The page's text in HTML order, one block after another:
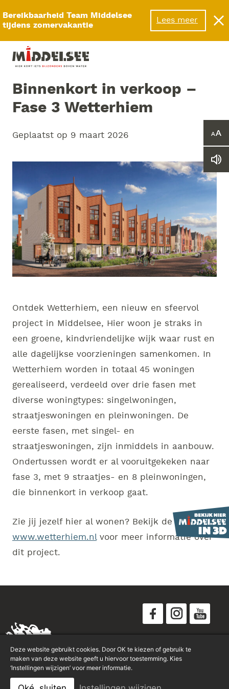
Bereikbaarheid Team Middelsee
tijdens zomervakantie
Lees meer
Menu
of
Binnenkort in verkoop –
Fase 3 Wetterhiem
Geplaatst op 9 maart 2026
Ontdek Wetterhiem, een nieuw en sfeervol
project in Middelsee, Hier woon je straks in
een groene, kindvriendelijke wijk waar rust en
alle dagelijkse voorzieningen samenkomen. In
Wetterhiem worden in totaal 45 woningen
gerealiseerd, verdeeld over drie fasen met
diverse woningtypes: singelwoningen,
straatjeswoningen en pleinwoningen. De
eerste fasen, met singel- en
straatjeswoningen, zijn inmiddels in aanbouw.
Ondertussen wordt er al vooruitgekeken naar
fase 3, met 9 straatjes- en 8 pleinwoningen,
die binnenkort in verkoop gaat.
Zie jij jezelf hier al wonen? Bekijk de website
www.wetterhiem.nlvoor meer informatie over
dit project.
Privacyverklaring
Deze website gebruikt cookies. Door OK te kiezen of gebruik te
maken van deze website geeft u hiervoor toestemming. Kies
‘Instellingen wijzigen’ voor meer informatie.